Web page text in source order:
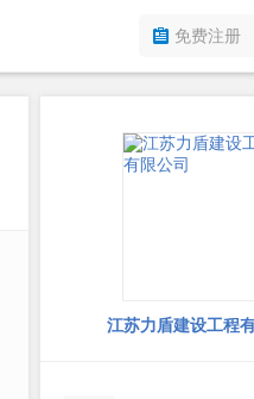
免费注册
江苏力盾建设工程